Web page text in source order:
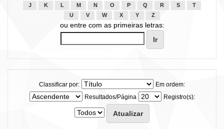
J
K L M N O P Q R S
T
U
V W X Y Z
ou entre com as primeiras letras:
Classificar por:
Em ordem:
Resultados/Página
Registro(s):